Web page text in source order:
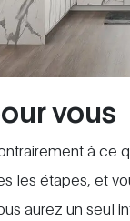
vous
à ce
étapes, et
aurez un seul